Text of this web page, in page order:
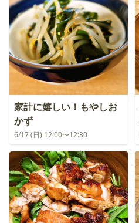
家計に嬉しい！もやしお
かず
6/17 (日) 12:00〜12:30